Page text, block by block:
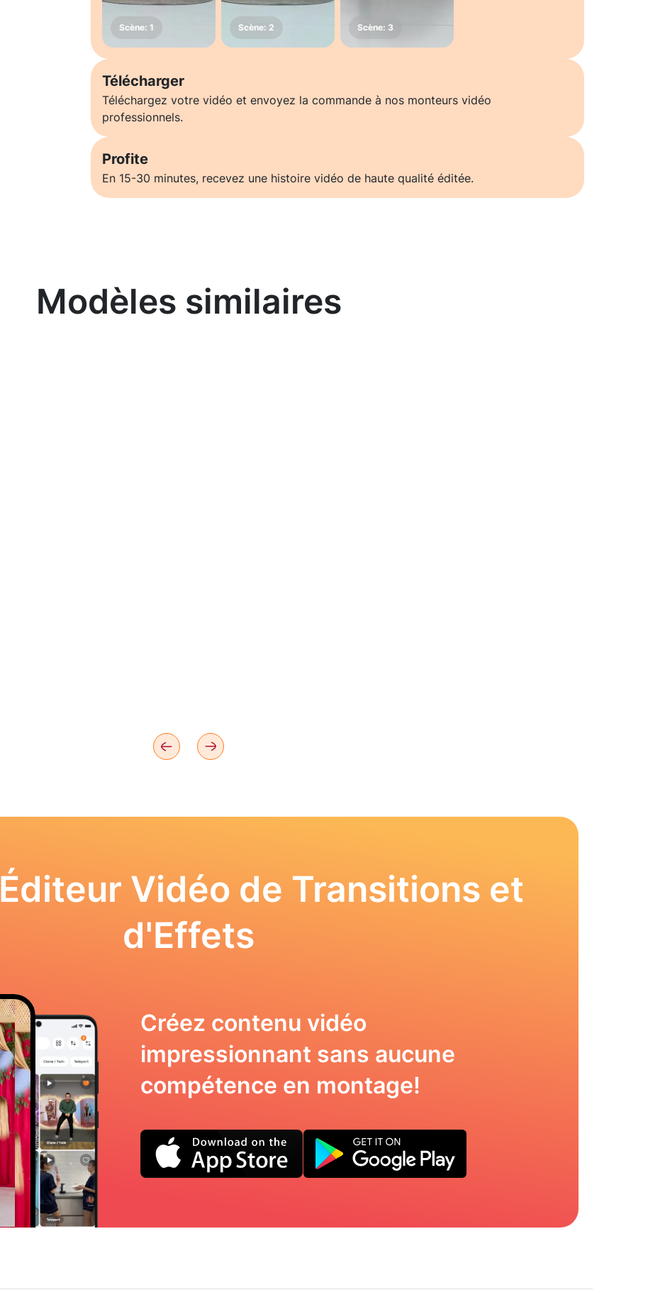
Télécharger
Téléchargez votre vidéo et envoyez la commande à nos monteurs vidéo
professionnels.
Profite
En 15-30 minutes, recevez une histoire vidéo de haute qualité éditée.
Modèles similaires
Vidéo de Transitions et
d'Effets
Créez contenu vidéo
impressionnant sans aucune
compétence en montage!